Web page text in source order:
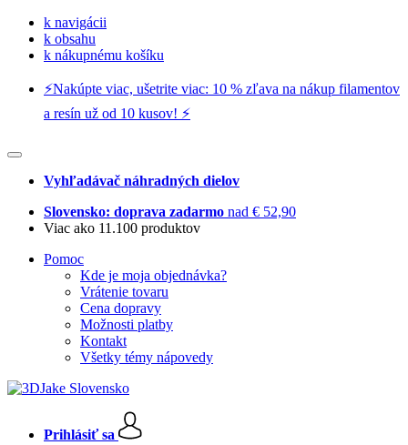
k navigácii
k obsahu
k nákupnému košíku
⚡️Nakúpte viac, ušetrite viac: 10 % zľava na nákup filamentov
a resín už od 10 kusov! ⚡️
Vyhľadávač náhradných dielov
Slovensko: doprava zadarmo nad € 52,90
Viac ako 11.100 produktov
Pomoc
Kde je moja objednávka?
Vrátenie tovaru
Cena dopravy
Možnosti platby
Kontakt
Všetky témy nápovedy
Prihlásiť sa